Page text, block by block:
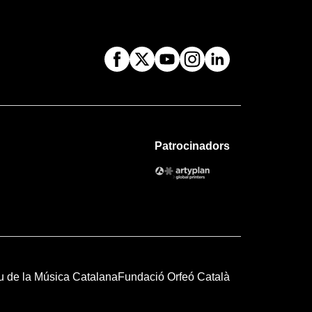
Patrocinadors
de la Música CatalanaFundació Orfeó Català